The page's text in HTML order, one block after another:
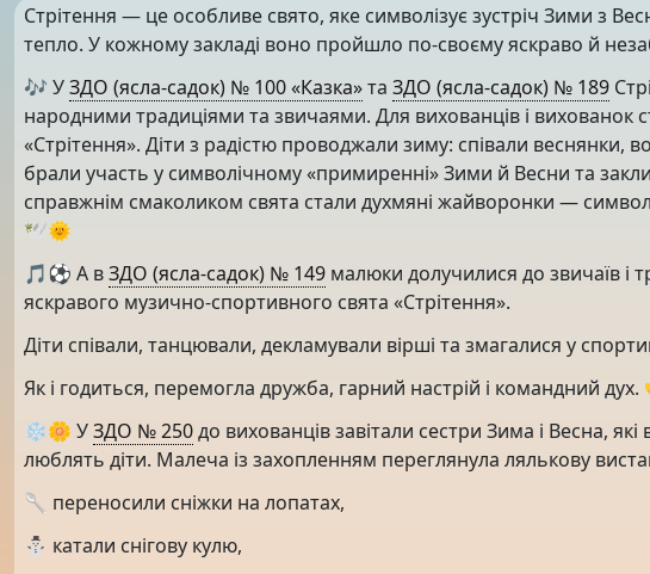
Стрітення — це особливе свято, яке символізує зустріч Зими з
тепло. У кожному закладі воно пройшло по-своєму яскраво й
🎶 УЗДО (ясла-садок) № 100 «Казка»та ЗДО (ясла-садок) № 189
народними традиціями та звичаями. Для вихованців і вихованок
«Стрітення». Діти з радістю проводжали зиму: співали веснянки,
брали участь у символічному «примиренні» Зими й Весни та
справжнім смаколиком свята стали духмяні жайворонки —
🕊🌞
🎵⚽️ А вЗДО (ясла-садок) № 149 малюки долучилися до звичаїв і
яскравого музично-спортивного свята «Стрітення».
Діти співали, танцювали, декламували вірші та змагалися у
Як і годиться, перемогла дружба, гарний настрій і командний дух.
❄️🌼 УЗДО № 250до вихованців завітали сестри Зима і Весна,
люблять діти. Малеча із захопленням переглянула лялькову
🥄 переносили сніжки на лопатах,
⛄️ катали снігову кулю,